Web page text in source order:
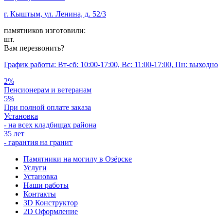
г. Кыштым, ул. Ленина, д. 52/3
памятников изготовили:
шт.
Вам перезвонить?
График работы: Вт-сб: 10:00-17:00, Вс: 11:00-17:00, Пн:
2%
Пенсионерам и ветеранам
5%
При полной оплате заказа
Установка
- на всех кладбищах района
35 лет
- гарантия на гранит
Памятники на могилу в Озёрске
Услуги
Установка
Наши работы
Контакты
3D Конструктор
2D Оформление